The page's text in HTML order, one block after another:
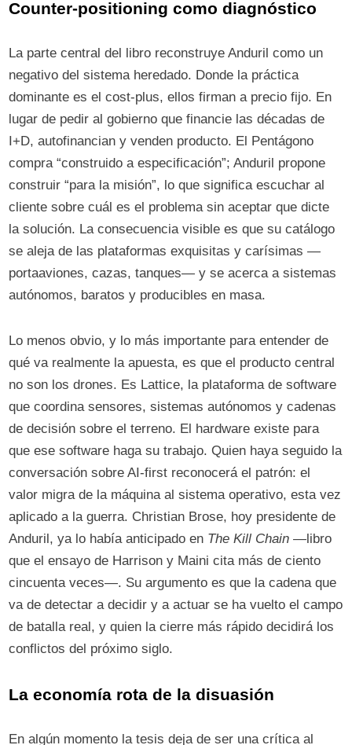
Counter-positioning como diagnóstico
La parte central del libro reconstruye Anduril como un
negativo del sistema heredado. Donde la práctica
dominante es el cost-plus, ellos firman a precio fijo. En
lugar de pedir al gobierno que financie las décadas de
I+D, autofinancian y venden producto. El Pentágono
compra “construido a especificación”; Anduril propone
construir “para la misión”, lo que significa escuchar al
cliente sobre cuál es el problema sin aceptar que dicte
la solución. La consecuencia visible es que su catálogo
se aleja de las plataformas exquisitas y carísimas —
portaaviones, cazas, tanques— y se acerca a sistemas
autónomos, baratos y producibles en masa.
Lo menos obvio, y lo más importante para entender de
qué va realmente la apuesta, es que el producto central
no son los drones. Es Lattice, la plataforma de software
que coordina sensores, sistemas autónomos y cadenas
de decisión sobre el terreno. El hardware existe para
que ese software haga su trabajo. Quien haya seguido la
conversación sobre AI-first reconocerá el patrón: el
valor migra de la máquina al sistema operativo, esta vez
aplicado a la guerra. Christian Brose, hoy presidente de
Anduril, ya lo había anticipado en The Kill Chain —libro
que el ensayo de Harrison y Maini cita más de ciento
cincuenta veces—. Su argumento es que la cadena que
va de detectar a decidir y a actuar se ha vuelto el campo
de batalla real, y quien la cierre más rápido decidirá los
conflictos del próximo siglo.
La economía rota de la disuasión
En algún momento la tesis deja de ser una crítica al